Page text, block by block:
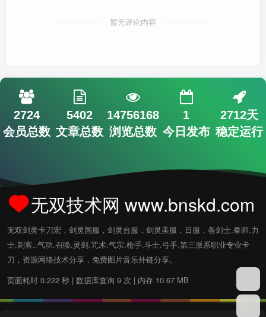
暂无评论内容
2724
会员总数
5402
文章总数
14756168
浏览总数
1
今日发布
2712天
稳定运行
无双技术网 www.bnskd.com
无双剑灵卡刀宏，剑灵国服，剑灵台服，剑灵美服，日服，各剑士.拳师.力
士.刺客..气功.召唤.灵剑.咒术.气宗.枪手.斗士.弓手.第三派系职业专业卡
刀，资源网络技术分享，免费图片音乐外链分享。
页面耗时 0.222 秒 | 数据库查询 9 次 | 内存 10.67 MB